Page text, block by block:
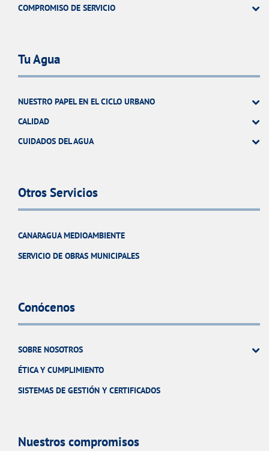
COMPROMISO DE SERVICIO
Tu Agua
NUESTRO PAPEL EN EL CICLO URBANO
CALIDAD
CUIDADOS DEL AGUA
Otros Servicios
CANARAGUA MEDIOAMBIENTE
SERVICIO DE OBRAS MUNICIPALES
Conócenos
SOBRE NOSOTROS
ÉTICA Y CUMPLIMIENTO
SISTEMAS DE GESTIÓN Y CERTIFICADOS
Nuestros compromisos